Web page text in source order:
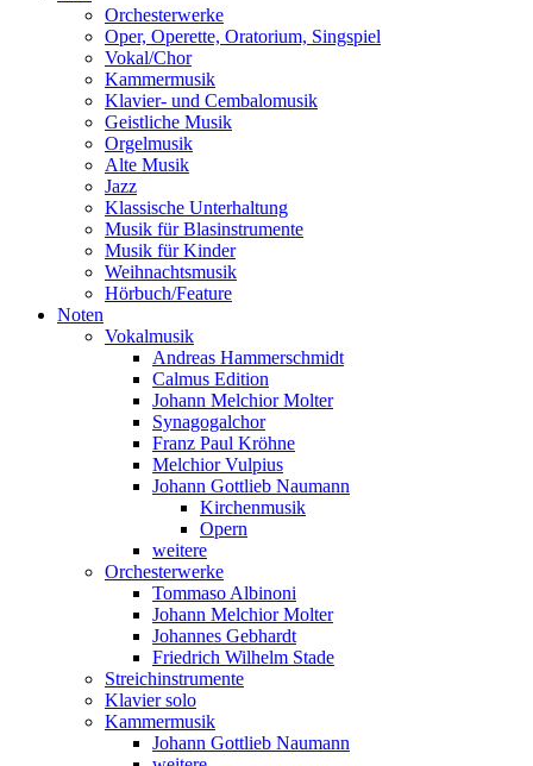
Orchesterwerke
Oper, Operette, Oratorium, Singspiel
Vokal/Chor
Kammermusik
Klavier- und Cembalomusik
Geistliche Musik
Orgelmusik
Alte Musik
Jazz
Klassische Unterhaltung
Musik für Blasinstrumente
Musik für Kinder
Weihnachtsmusik
Hörbuch/Feature
Noten
Vokalmusik
Andreas Hammerschmidt
Calmus Edition
Johann Melchior Molter
Synagogalchor
Franz Paul Kröhne
Melchior Vulpius
Johann Gottlieb Naumann
Kirchenmusik
Opern
weitere
Orchesterwerke
Tommaso Albinoni
Johann Melchior Molter
Johannes Gebhardt
Friedrich Wilhelm Stade
Streichinstrumente
Klavier solo
Kammermusik
Johann Gottlieb Naumann